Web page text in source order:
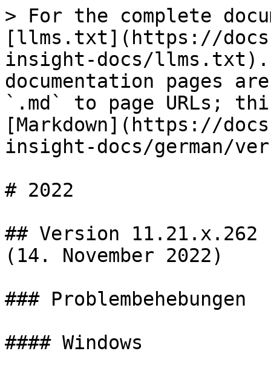
> For the complete
[llms.txt](https://
insight-docs/llms.txt).
documentation pages
`.md` to page URLs;
[Markdown](https://
insight-docs/german/
# 2022
## Version 11.21.x.262
(14. November 2022)
### Problembehebungen
#### Windows